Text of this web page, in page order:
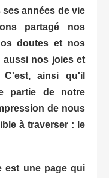
années de vie
partagé nos
doutes et nos
aussi nos joies et
ainsi qu'il
partie de notre
de nous
à traverser : le
est une page qui